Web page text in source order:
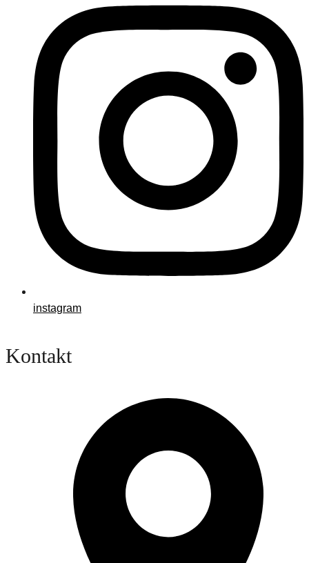
instagram
Kontakt